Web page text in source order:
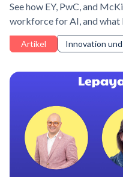
See how EY, PwC, and
workforce for AI, and what
skills, workflows, and
Artikel Innovation